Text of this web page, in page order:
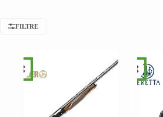
FILTRE